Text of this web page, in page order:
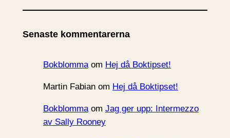
k
v
Senaste kommentarerna
Bokblommaom Hej då Boktipset!
Martin Fabianom Hej då Boktipset!
Bokblommaom Jag ger upp: Intermezzo
av Sally Rooney